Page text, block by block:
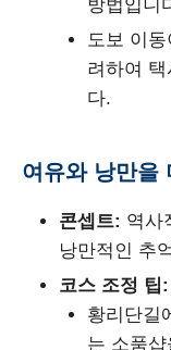
방법입니
도보 이
려하여
다.
여유와 낭만을
콘셉트: 역사
낭만적인 추
코스 조정 팁:
황리단길
는 소품